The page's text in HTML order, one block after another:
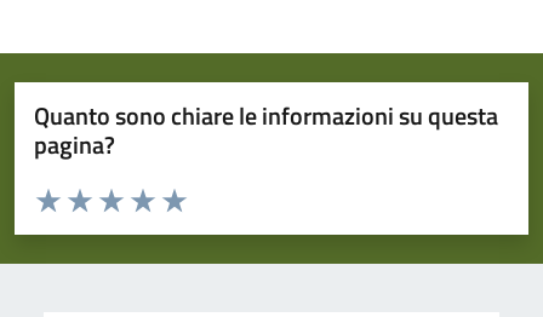
Quanto sono chiare le informazioni su questa
pagina?
Domanda
Valuta da 1 a 5 stelle la pagina
Valuta 5 stelle su 5
Valuta 4 stelle su 5
Valuta 3 stelle su 5
Valuta 2 stelle su 5
Valuta 1 stelle su 5